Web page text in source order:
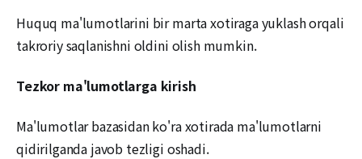
Huquq ma'lumotlarini bir marta xotiraga yuklash orqali
takroriy saqlanishni oldini olish mumkin.
Tezkor ma'lumotlarga kirish
Ma'lumotlar bazasidan ko'ra xotirada ma'lumotlarni
qidirilganda javob tezligi oshadi.